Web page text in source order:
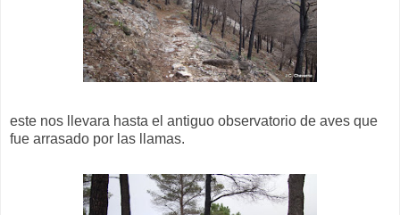
este nos llevara hasta el antiguo observatorio de aves que
fue arrasado por las llamas.